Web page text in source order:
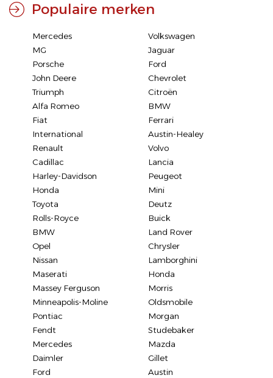
Populaire merken
Mercedes
Volkswagen
MG
Jaguar
Porsche
Ford
John Deere
Chevrolet
Triumph
Citroën
Alfa Romeo
BMW
Fiat
Ferrari
International
Austin-Healey
Renault
Volvo
Cadillac
Lancia
Harley-Davidson
Peugeot
Honda
Mini
Toyota
Deutz
Rolls-Royce
Buick
BMW
Land Rover
Opel
Chrysler
Nissan
Lamborghini
Maserati
Honda
Massey Ferguson
Morris
Minneapolis-Moline
Oldsmobile
Pontiac
Morgan
Fendt
Studebaker
Mercedes
Mazda
Daimler
Gillet
Ford
Austin